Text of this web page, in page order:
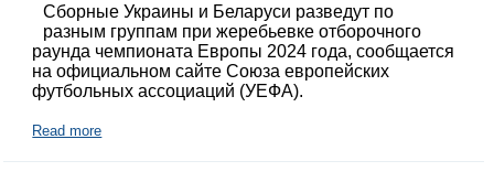
Сборные Украины и Беларуси разведут по
разным группам при жеребьевке отборочного
раунда чемпионата Европы 2024 года, сообщается
на официальном сайте Союза европейских
футбольных ассоциаций (УЕФА).
Read more